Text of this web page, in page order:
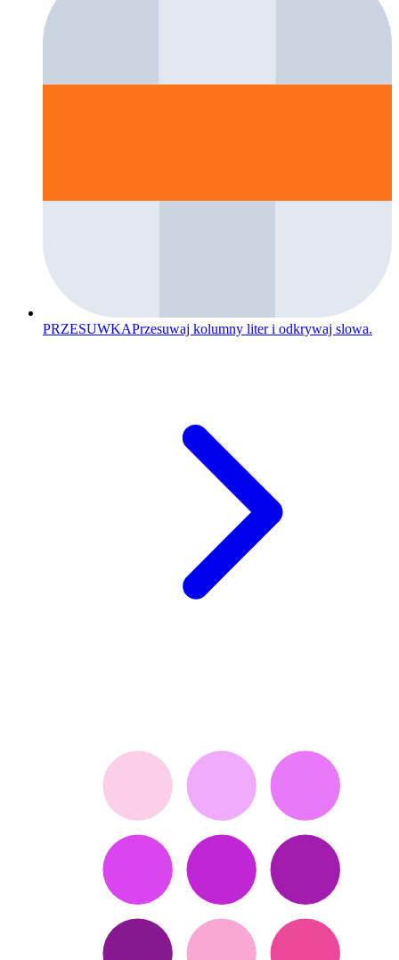
PRZESUWKAPrzesuwaj kolumny liter i odkrywaj slowa.